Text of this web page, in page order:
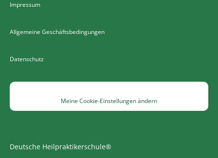
Impressum
Allgemeine Geschäftsbedingungen
Datenschutz
Meine Cookie-Einstellungen ändern
Deutsche Heilpraktikerschule®